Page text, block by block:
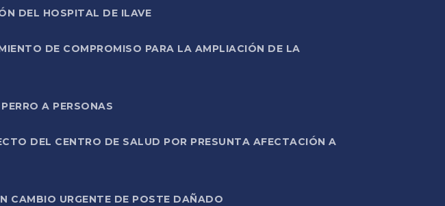
DEL HOSPITAL DE ILAVE
DE COMPROMISO PARA LA AMPLIACIÓN DE LA
A PERSONAS
DEL CENTRO DE SALUD POR PRESUNTA AFECTACIÓN A
CAMBIO URGENTE DE POSTE DAÑADO